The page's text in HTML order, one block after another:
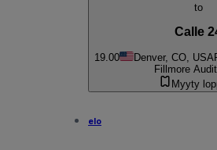
to
Calle
19.00 Denver, CO, USA
Fillmore
Myyty
elo